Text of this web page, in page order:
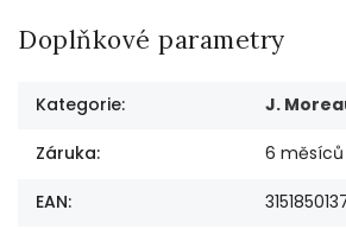
Doplňkové parametry
Kategorie: J.
Záruka: 6 měsíců
EAN: